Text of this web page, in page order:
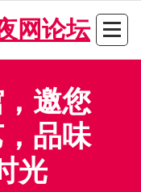
网论坛
邀您
品味
光